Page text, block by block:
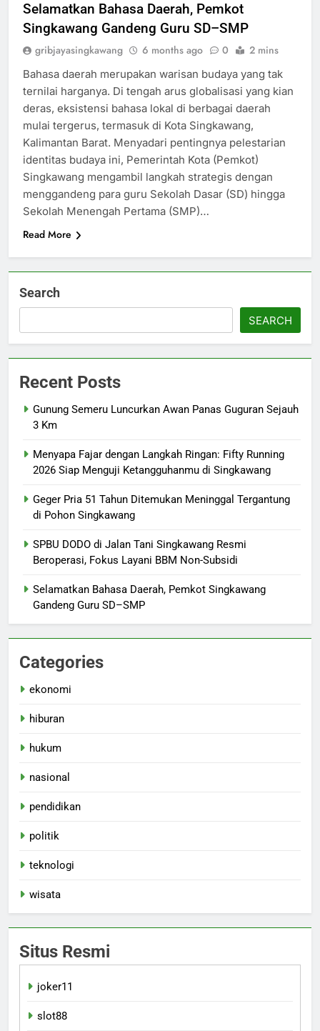
Selamatkan Bahasa Daerah, Pemkot
Singkawang Gandeng Guru SD–SMP
gribjayasingkawang 6 months ago 0 2 mins
Bahasa daerah merupakan warisan budaya yang tak
ternilai harganya. Di tengah arus globalisasi yang kian
deras, eksistensi bahasa lokal di berbagai daerah
mulai tergerus, termasuk di Kota Singkawang,
Kalimantan Barat. Menyadari pentingnya pelestarian
identitas budaya ini, Pemerintah Kota (Pemkot)
Singkawang mengambil langkah strategis dengan
menggandeng para guru Sekolah Dasar (SD) hingga
Sekolah Menengah Pertama (SMP)…
Read More
Search
SEARCH
Recent Posts
Gunung Semeru Luncurkan Awan Panas Guguran Sejauh
3 Km
Menyapa Fajar dengan Langkah Ringan: Fifty Running
2026 Siap Menguji Ketangguhanmu di Singkawang
Geger Pria 51 Tahun Ditemukan Meninggal Tergantung
di Pohon Singkawang
SPBU DODO di Jalan Tani Singkawang Resmi
Beroperasi, Fokus Layani BBM Non-Subsidi
Selamatkan Bahasa Daerah, Pemkot Singkawang
Gandeng Guru SD–SMP
Categories
ekonomi
hiburan
hukum
nasional
pendidikan
politik
teknologi
wisata
Situs Resmi
joker11
slot88